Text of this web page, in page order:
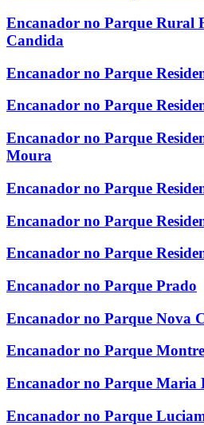
Encanador no Parque Rural
Candida
Encanador no Parque
Encanador no Parque
Encanador no Parque
Moura
Encanador no Parque
Encanador no Parque
Encanador no Parque
Encanador no Parque Prado
Encanador no Parque Nova
Encanador no Parque
Encanador no Parque Maria
Encanador no Parque